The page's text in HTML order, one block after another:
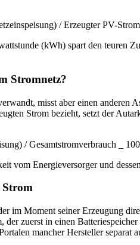
/ Erzeugter PV-
(kWh) spart den teuren
Stromnetz?
misst aber einen anderen
Strom bezieht, setzt der
/ Gesamtstromverbrauch _
vom Energieversorger und
Strom
im Moment seiner Erzeugung
der zuerst in einen
mancher Hersteller separat